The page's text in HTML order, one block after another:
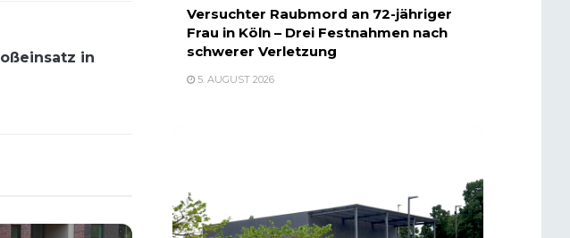
in
Versuchter Raubmord an 72-jähriger
Frau in Köln – Drei Festnahmen nach
schwerer Verletzung
5. AUGUST 2026